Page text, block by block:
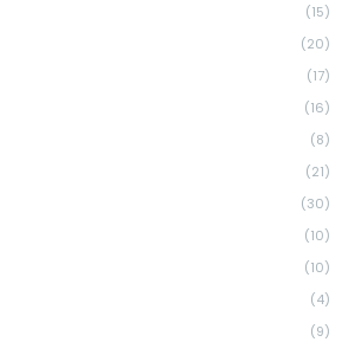
(15)
(20)
(17)
(16)
(8)
(21)
(30)
(10)
(10)
(4)
(9)